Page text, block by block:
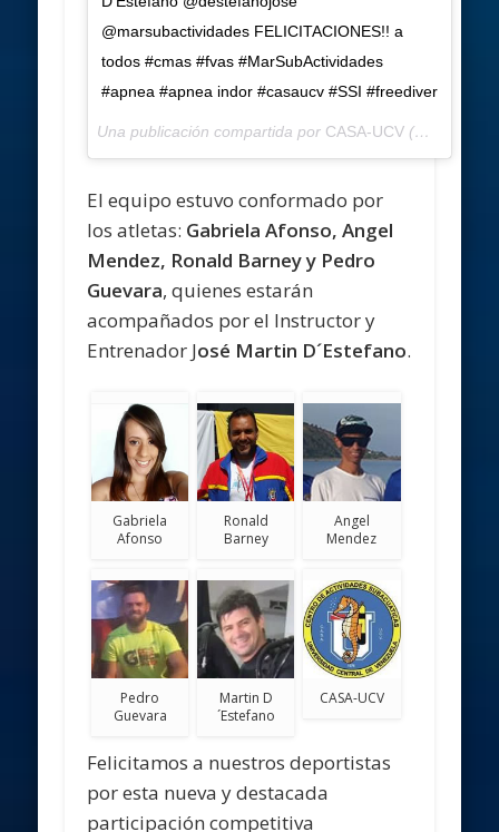
@marsubactividades FELICITACIONES!! a
todos #cmas #fvas #MarSubActividades
#apnea #apnea indor #casaucv #SSI #freediver
Una publicación compartida por CASA-UCV (@casaucv) el
El equipo estuvo conformado por
los atletas: Gabriela Afonso, Angel
Mendez, Ronald Barney y Pedro
Guevara, quienes estarán
acompañados por el Instructor y
Entrenador José Martin D´Estefano.
Gabriela
Afonso
Ronald
Barney
Angel
Mendez
Pedro
Guevara
Martin D
´Estefano
CASA-UCV
Felicitamos a nuestros deportistas
por esta nueva y destacada
participación competitiva